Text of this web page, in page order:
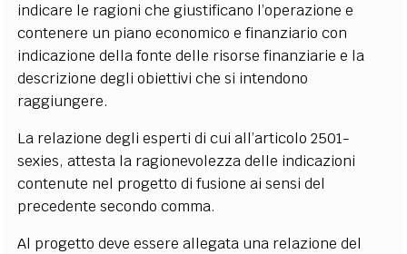
indicare le ragioni che giustificano l’operazione e
contenere un piano economico e finanziario con
indicazione della fonte delle risorse finanziarie e la
descrizione degli obiettivi che si intendono
raggiungere.
La relazione degli esperti di cui all’articolo 2501-
sexies, attesta la ragionevolezza delle indicazioni
contenute nel progetto di fusione ai sensi del
precedente secondo comma.
Al progetto deve essere allegata una relazione del